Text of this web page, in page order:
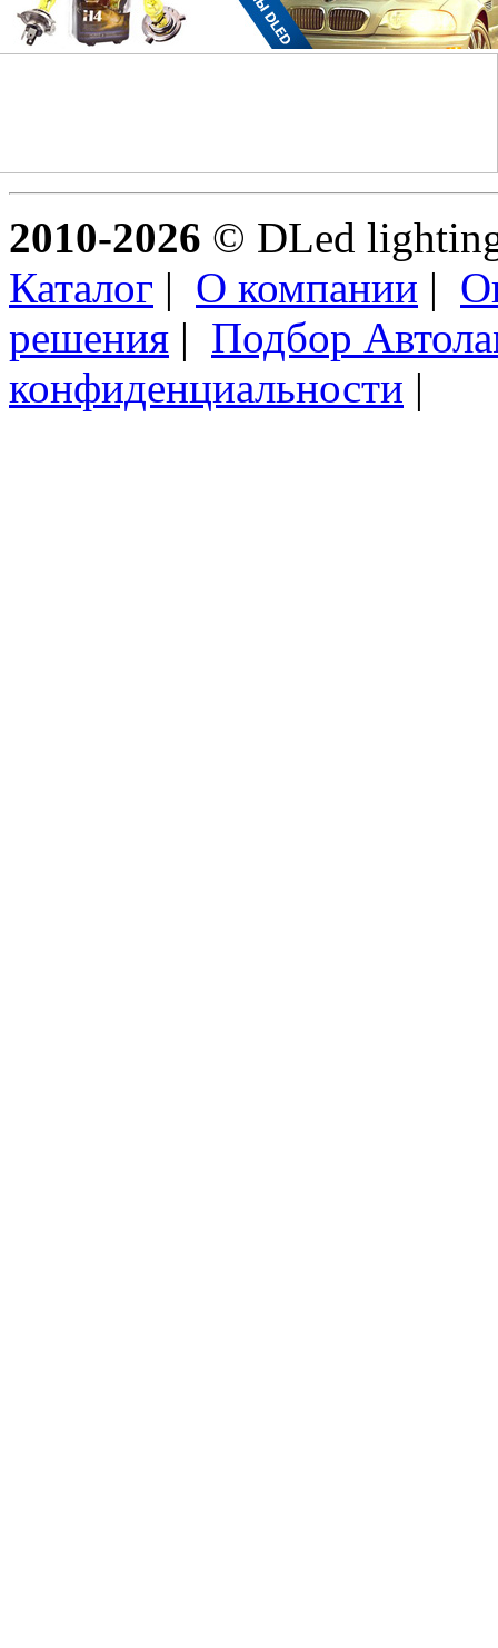
2010-2026 © DLed
Каталог | О компании |
решения | Подбор
конфиденциальности |